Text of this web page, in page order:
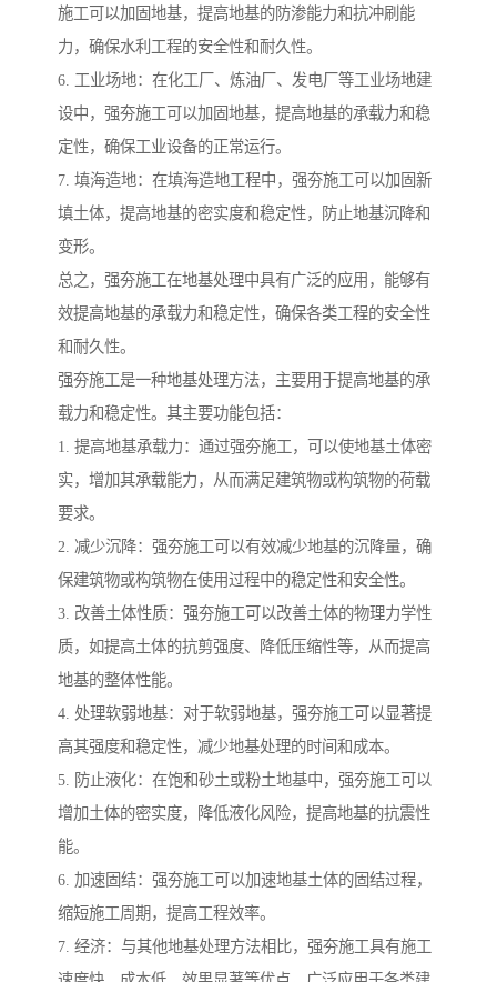
施工可以加固地基，提高地基的防渗能力和抗冲刷能
力，确保水利工程的安全性和耐久性。
6. 工业场地：在化工厂、炼油厂、发电厂等工业场地建
设中，强夯施工可以加固地基，提高地基的承载力和稳
定性，确保工业设备的正常运行。
7. 填海造地：在填海造地工程中，强夯施工可以加固新
填土体，提高地基的密实度和稳定性，防止地基沉降和
变形。
总之，强夯施工在地基处理中具有广泛的应用，能够有
效提高地基的承载力和稳定性，确保各类工程的安全性
和耐久性。
强夯施工是一种地基处理方法，主要用于提高地基的承
载力和稳定性。其主要功能包括：
1. 提高地基承载力：通过强夯施工，可以使地基土体密
实，增加其承载能力，从而满足建筑物或构筑物的荷载
要求。
2. 减少沉降：强夯施工可以有效减少地基的沉降量，确
保建筑物或构筑物在使用过程中的稳定性和安全性。
3. 改善土体性质：强夯施工可以改善土体的物理力学性
质，如提高土体的抗剪强度、降低压缩性等，从而提高
地基的整体性能。
4. 处理软弱地基：对于软弱地基，强夯施工可以显著提
高其强度和稳定性，减少地基处理的时间和成本。
5. 防止液化：在饱和砂土或粉土地基中，强夯施工可以
增加土体的密实度，降低液化风险，提高地基的抗震性
能。
6. 加速固结：强夯施工可以加速地基土体的固结过程，
缩短施工周期，提高工程效率。
7. 经济：与其他地基处理方法相比，强夯施工具有施工